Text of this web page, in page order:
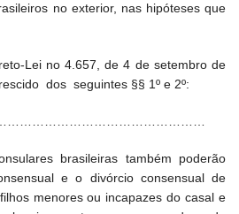
no exterior, nas hipóteses que
Lei no 4.657, de 4 de setembro de
dos seguintes §§ 1º e 2º:
brasileiras também poderão
e o divórcio consensual de
menores ou incapazes do casal e